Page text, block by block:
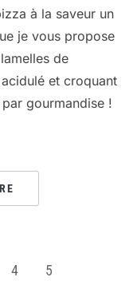
à la saveur un
je vous propose
de
et croquant
gourmandise !
4 5